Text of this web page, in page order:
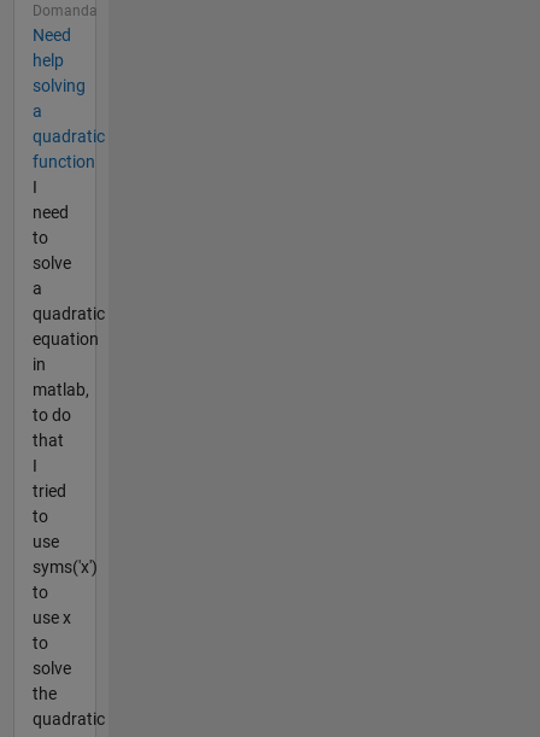
Domanda
Need
help
solving
a
quadratic
function
I
need
to
solve
a
quadratic
equation
in
matlab,
to do
that
I
tried
to
use
syms('x')
to
use x
to
solve
the
quadratic